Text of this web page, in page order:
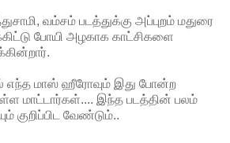
வம்சம் படத்துக்கு அப்புறம் மதுரை
போயி அழகாக காட்சிகளை
எந்த மாஸ் ஹீரோவும் இது போன்ற
மாட்டார்கள்.... இந்த படத்தின் பலம்
குறிப்பிட வேண்டும்..